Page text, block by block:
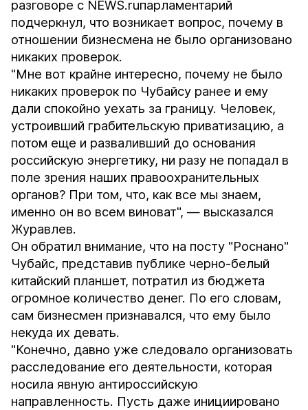
разговоре с NEWS.ruпарламентарий
подчеркнул, что возникает вопрос, почему в
отношении бизнесмена не было организовано
никаких проверок.
"Мне вот крайне интересно, почему не было
никаких проверок по Чубайсу ранее и ему
дали спокойно уехать за границу. Человек,
устроивший грабительскую приватизацию, а
потом еще и разваливший до основания
российскую энергетику, ни разу не попадал в
поле зрения наших правоохранительных
органов? При том, что, как все мы знаем,
именно он во всем виноват", — высказался
Журавлев.
Он обратил внимание, что на посту "Роснано"
Чубайс, представив публике черно-белый
китайский планшет, потратил из бюджета
огромное количество денег. По его словам,
сам бизнесмен признавался, что ему было
некуда их девать.
"Конечно, давно уже следовало организовать
расследование его деятельности, которая
носила явную антироссийскую
направленность. Пусть даже инициировано